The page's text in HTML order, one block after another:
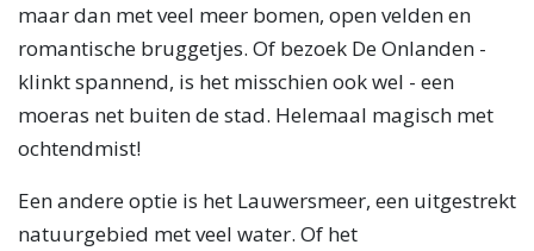
maar dan met veel meer bomen, open velden en
romantische bruggetjes. Of bezoek De Onlanden -
klinkt spannend, is het misschien ook wel - een
moeras net buiten de stad. Helemaal magisch met
ochtendmist!
Een andere optie is het Lauwersmeer, een uitgestrekt
natuurgebied met veel water. Of het